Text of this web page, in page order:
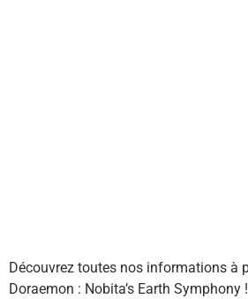
Découvrez toutes nos informations à
Doraemon : Nobita’s Earth Symphony !